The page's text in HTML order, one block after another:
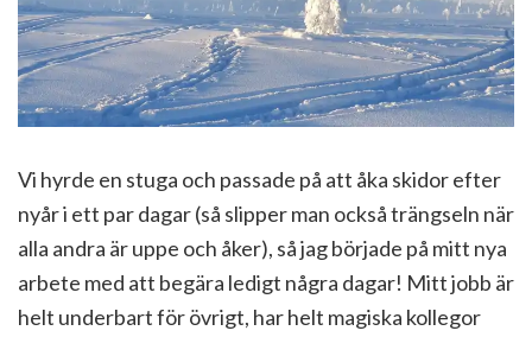
Vi hyrde en stuga och passade på att åka skidor efter
nyår i ett par dagar (så slipper man också trängseln när
alla andra är uppe och åker), så jag började på mitt nya
arbete med att begära ledigt några dagar! Mitt jobb är
helt underbart för övrigt, har helt magiska kollegor